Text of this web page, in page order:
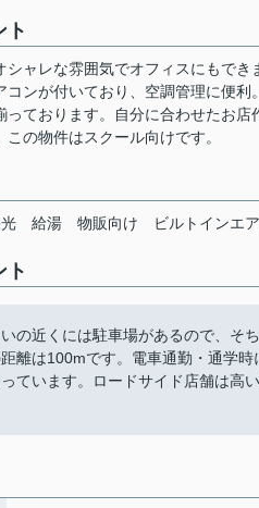
ト
シャレな雰囲気でオフィスにもで
コンが付いており、空調管理に便
っております。自分に合わせたお
の物件はスクール向けです。
給湯 物販向け ビルトインエ
ト
の近くには駐車場があるので、そ
距離は100mです。電車通勤・通学
ています。ロードサイド店舗は高